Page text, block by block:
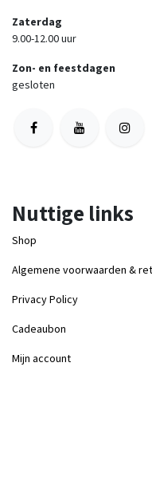
Zaterdag
9.00-12.00 uur
Zon- en feestdagen
gesloten
Nuttige links
Shop
Algemene voorwaarden &
Privacy Policy
Cadeaubon
Mijn account